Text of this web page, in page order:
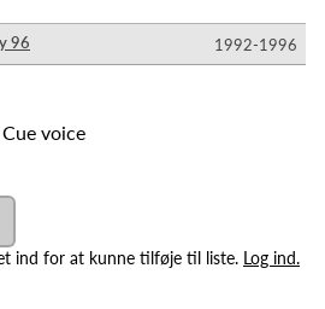
96 1992-​1996
voice
ind for at kunne tilføje til liste. Log ind.